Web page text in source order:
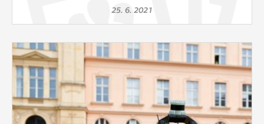
25. 6. 2021